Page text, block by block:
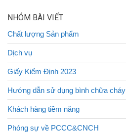
NHÓM BÀI VIẾT
Chất lượng Sản phẩm
Dịch vụ
Giấy Kiểm Định 2023
Hướng dẫn sử dụng bình chữa cháy
Khách hàng tiềm năng
Phóng sự về PCCC&CNCH